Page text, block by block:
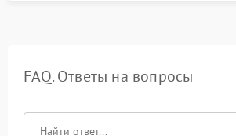
FAQ. Ответы на вопросы